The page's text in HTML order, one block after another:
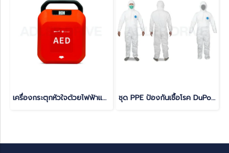
เครื่องกระตุกหัวใจด้วยไฟฟ้าแบบอัตโนมัติ (AED) Yuwell รุ่น HeartSave Y0 ชุด PPE ป้องกันเชื้อโรค DuPont Tyvek 400 ชุดป้องกันสารเคมีและฝุ่นละออง